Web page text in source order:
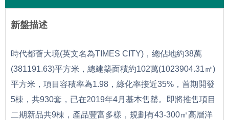
新盤描述
時代都薈大境(英文名為TIMES CITY)，總佔地約38萬
(381191.63)平方米，總建築面積約102萬(1023904.31㎡)
平方米，項目容積率為1.98，綠化率接近35%，首期開發
5棟，共930套，已在2019年4月基本售罄。
即將推售項目
二期新品共9棟，產品豐富多樣，規劃有43-300㎡高層洋